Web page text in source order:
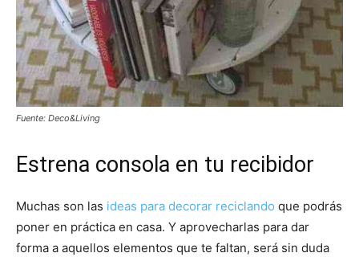
Fuente: Deco&Living
Estrena consola en tu recibidor
Muchas son las ideas para decorar reciclando que podrás
poner en práctica en casa. Y aprovecharlas para dar
forma a aquellos elementos que te faltan, será sin duda